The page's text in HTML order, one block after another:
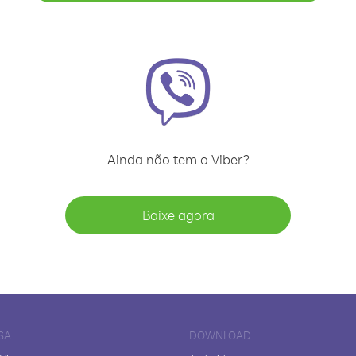
Ainda não tem o Viber?
Baixe agora
DOWNLOAD